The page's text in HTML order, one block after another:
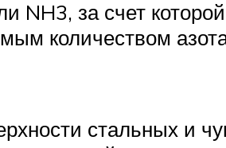
NH3, за счет
количеством
стальных и